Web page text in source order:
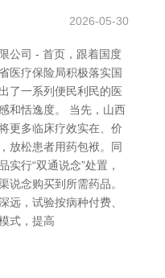
2026-05-30
公司 - 首页，跟着国度
医疗保险局积极落实国
了一系列便民利民的医
和恬逸度。 当先，山西
更多临床疗效实在、价
放松患者用药包袱。同
行“双通说念”处置，
说念购买到所需药品。
远，试验按病种付费、
式，提高